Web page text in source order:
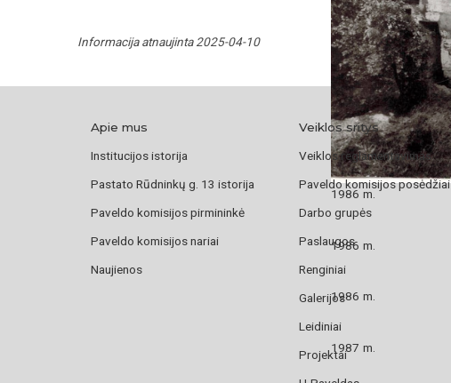
1986 m.
1986 m.
1986 m.
1987 m.
Informacija atnaujinta 2025-04-10
Apie mus
Institucijos istorija
Pastato Rūdninkų g. 13 istorija
Paveldo komisijos pirmininkė
Paveldo komisijos nariai
Naujienos
Veiklos sritys
Veiklos reglamentavimas
Paveldo komisijos posėdžiai
Darbo grupės
Paslaugos
Renginiai
Galerijos
Leidiniai
Projektai